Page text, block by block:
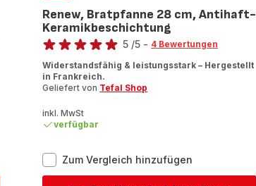
Zum Vergleich hinzufügen
Bratpfanne
Renew, Bratpfanne 28 cm, Antihaft-
Keramikbeschichtung
Bewertung
mit
5
(Durchschnitt)
5 /5 - 4 Bewertungen
Widerstandsfähig & leistungsstark – Hergestellt
in Frankreich.
Geliefert von Tefal Shop
inkl. MwSt
verfügbar